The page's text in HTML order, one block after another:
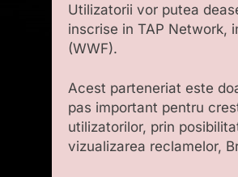
Utilizatorii vor putea
inscrise in TAP Network,
(WWF).
Acest parteneriat este
pas important pentru
utilizatorilor, prin
vizualizarea reclamelor,